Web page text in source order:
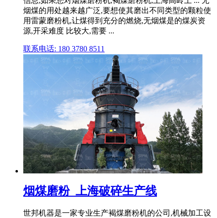
烟煤的用处越来越广泛,要想使其磨出不同类型的颗粒使
用雷蒙磨粉机,让煤得到充分的燃烧,无烟煤是的煤炭资
源,开采难度 比较大,需要 ...
联系电话: 180 3780 8511
烟煤磨粉_上海破碎生产线
世邦机器是一家专业生产褐煤磨粉机的公司,机械加工设